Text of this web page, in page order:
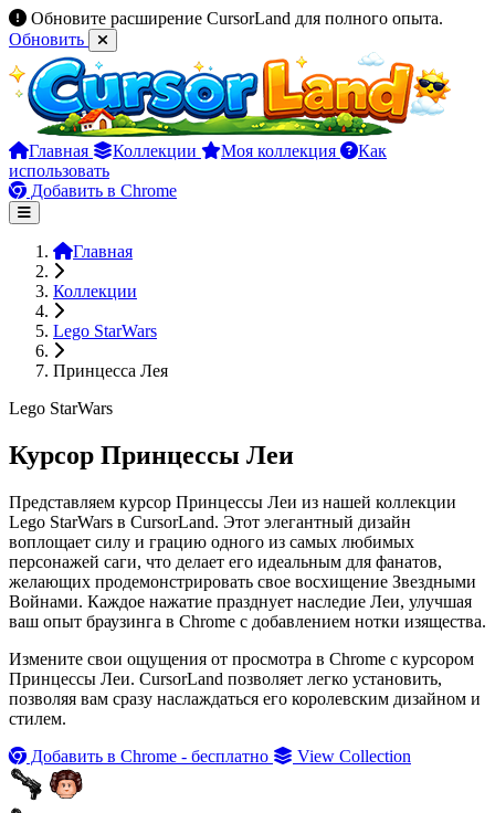
Обновите расширение CursorLand для полного опыта.
Обновить
Главная Коллекции Моя коллекция
Как
использовать
Добавить в Chrome
Главная
Коллекции
Lego StarWars
Принцесса Лея
Lego StarWars
Курсор Принцессы Леи
Представляем курсор Принцессы Леи из нашей коллекции
Lego StarWars в CursorLand. Этот элегантный дизайн
воплощает силу и грацию одного из самых любимых
персонажей саги, что делает его идеальным для фанатов,
желающих продемонстрировать свое восхищение Звездными
Войнами. Каждое нажатие празднует наследие Леи, улучшая
ваш опыт браузинга в Chrome с добавлением нотки изящества.
Измените свои ощущения от просмотра в Chrome с курсором
Принцессы Леи. CursorLand позволяет легко установить,
позволяя вам сразу наслаждаться его королевским дизайном и
стилем.
Добавить в Chrome - бесплатно
View Collection